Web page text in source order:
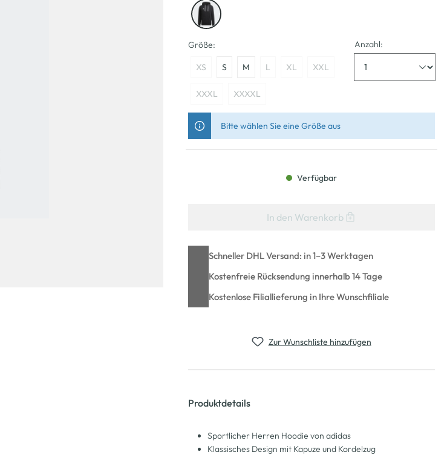
Größe:
XS S M L XL XXL
XXXL XXXXL
Anzahl:
Bitte wählen Sie eine Größe aus
Verfügbar
In den Warenkorb
Schneller DHL Versand: in 1–3 Werktagen
Kostenfreie Rücksendung innerhalb 14 Tage
Kostenlose Filiallieferung in Ihre Wunschfiliale
Zur Wunschliste hinzufügen
Produktdetails
Sportlicher Herren Hoodie von adidas
Klassisches Design mit Kapuze und Kordelzug